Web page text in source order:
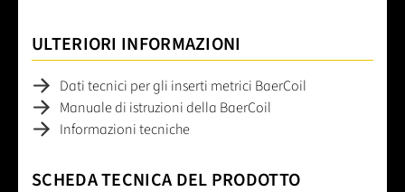
ULTERIORI INFORMAZIONI
Dati tecnici per gli inserti metrici BaerCoil
Manuale di istruzioni della BaerCoil
Informazioni tecniche
SCHEDA TECNICA DEL PRODOTTO